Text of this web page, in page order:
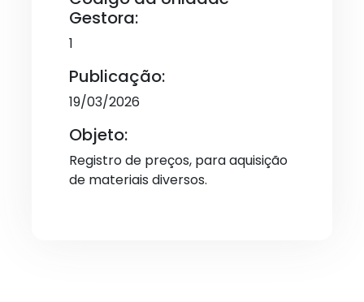
Gestora:
1
Publicação:
19/03/2026
Objeto:
Registro de preços, para aquisição
de materiais diversos.